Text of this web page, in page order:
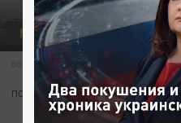
МЕДИЦИНА
08 ИЮЛЯ 23:16
ПОДПИШИТЕСЬ: